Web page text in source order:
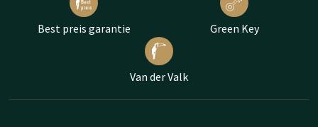
Best preis garantie Green Key
Van der Valk